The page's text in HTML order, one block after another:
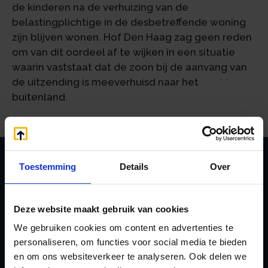
Toestemming Details Over
Deze website maakt gebruik van cookies
We gebruiken cookies om content en advertenties te
personaliseren, om functies voor social media te bieden
en om ons websiteverkeer te analyseren. Ook delen we
de kinderen na de verhuizing van de
belastingplichtige in de desbetreffende woning
zijn blijven wonen. Hof Den Haag zag geen reden
om van dit oordeel af te wijken in een situatie
waarin vaststaat dat de zoon bij de aanvang van
de uitzending is meeverhuisd naar het
buitenland.
Zoeken
Handige links
Jaarstukken opstellen